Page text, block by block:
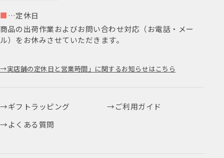
■ …定休日
商品の出荷作業およびお問い合わせ対応（お電話・メー
ル）をお休みさせていただきます。
実店舗の定休日と営業時間」に関するお知らせはこちら
ギフトラッピング
ご利用ガイド
よくある質問